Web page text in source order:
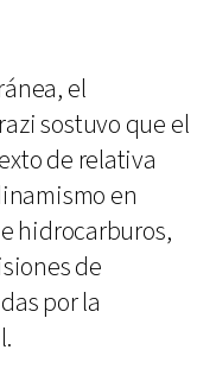
el
sostuvo que el
de relativa
en
hidrocarburos,
de
por la